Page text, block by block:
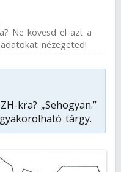
Ne kövesd el azt a
nézegeted!
kra? „Sehogyan.”
tárgy.